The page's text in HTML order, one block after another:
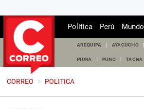
Política Perú Mundo
AREQUIPA AYACUCHO
PIURA PUNO TACNA
CORREO > POLITICA